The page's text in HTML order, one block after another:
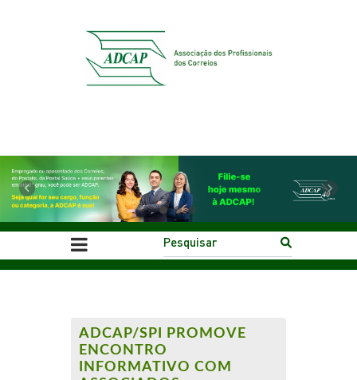
Previous Next
ADCAP/SPI PROMOVE
ENCONTRO
INFORMATIVO COM